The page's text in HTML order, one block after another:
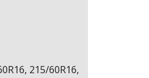
215/60R16,